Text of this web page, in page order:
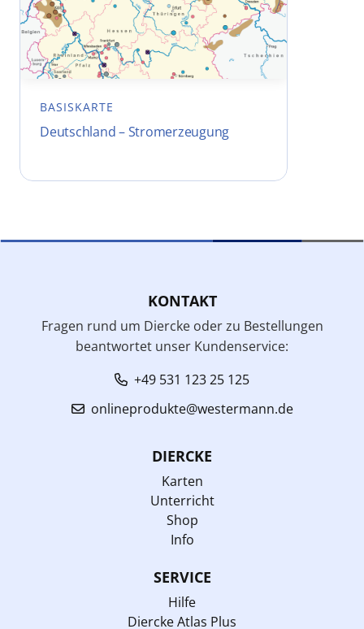
BASISKARTE
Deutschland – Stromerzeugung
KONTAKT
Fragen rund um Diercke oder zu Bestellungen
beantwortet unser Kundenservice:
+49 531 123 25 125
onlineprodukte@westermann.de
DIERCKE
Karten
Unterricht
Shop
Info
SERVICE
Hilfe
Diercke Atlas Plus